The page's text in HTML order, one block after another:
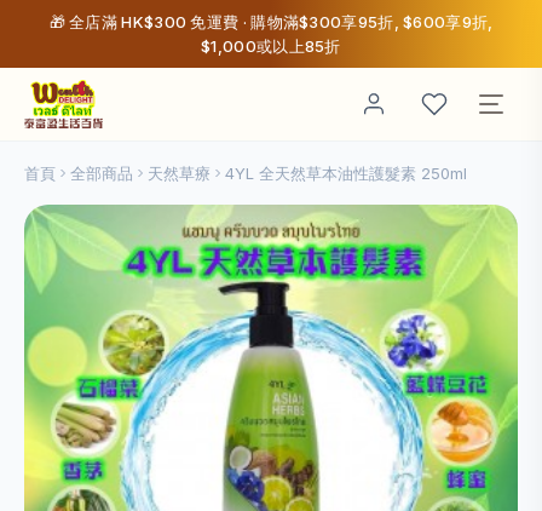
🎁 全店滿 HK$300 免運費 · 購物滿$300享95折, $600享9折,
$1,000或以上85折
首頁 全部商品 天然草療 4YL 全天然草本油性護髮素 250ml